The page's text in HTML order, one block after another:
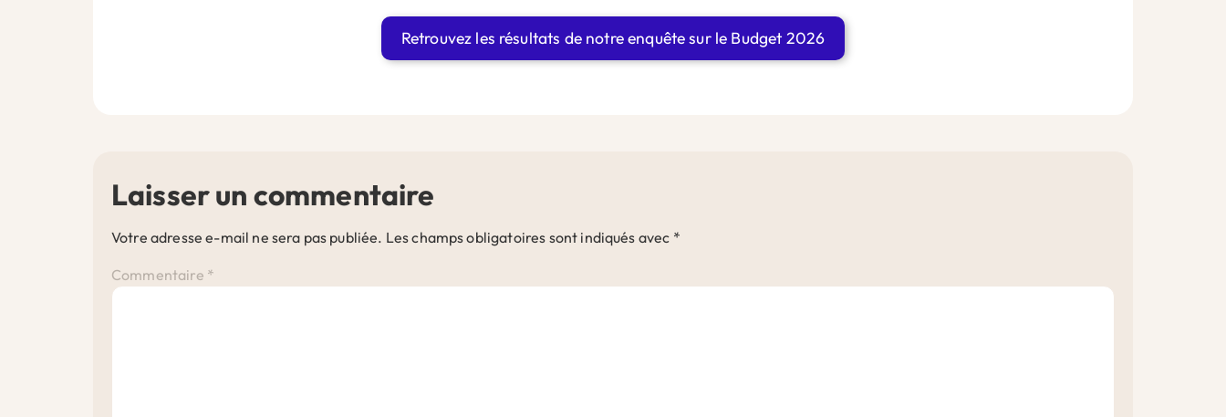
Retrouvez les résultats de notre enquête sur le Budget 2026
Laisser un commentaire
Votre adresse e-mail ne sera pas publiée. Les champs obligatoires sont indiqués avec *
Commentaire *